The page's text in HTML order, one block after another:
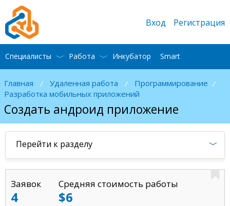
Главная / Удаленная работа / Программирование /
Разработка мобильных приложений
Создать андроид приложение
Перейти к разделу
Заявок
4
Средняя стоимость работы
$6
Вход Регистрация
Специалисты Работа Инкубатор Smart